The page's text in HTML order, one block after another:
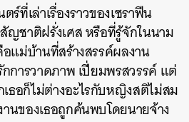
ร์ที่เล่าเรื่องราวของเซราฟีน
ชาติฝรั่งเศส หรือที่รู้จักในนาม
แม่บ้านที่สร้างสรรค์ผลงาน
การวาดภาพ เปี่ยมพรสวรรค์ แต่
อก็ไม่ต่างอะไรกับหญิงสติไม่สม
นของเธอถูกค้นพบโดยนายจ้าง